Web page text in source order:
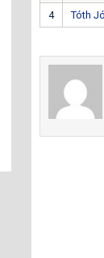
4
Tóth